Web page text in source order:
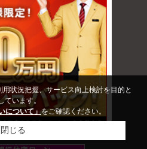
状況把握、サービス向上検討を目的と
います。
について」をご確認ください。
閉じる